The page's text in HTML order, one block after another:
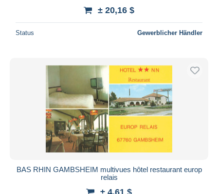
± 20,16 $
Status Gewerblicher Händler
BAS RHIN GAMBSHEIM multivues hôtel restaurant europ
relais
± 4,61 $